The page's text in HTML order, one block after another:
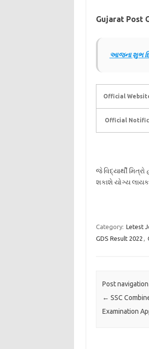
Gujarat Post
આજના શુભ
Official
Official
જે વિદ્યાર્થી
શકાશે યોગ્ય
Category: Letest
GDS Result 2022 ,
Post navigation
← SSC
Examination